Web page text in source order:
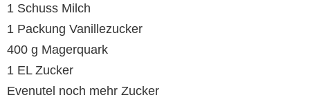
1 Schuss Milch
1 Packung Vanillezucker
400 g Magerquark
1 EL Zucker
Evenutel noch mehr Zucker